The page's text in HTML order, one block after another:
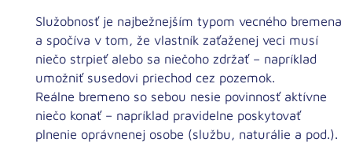
Služobnosťje najbežnejším typom vecného bremena
a spočíva v tom, že vlastník zaťaženej veci musí
niečo strpieť alebo sa niečoho zdržať – napríklad
umožniť susedovi priechod cez pozemok.
Reálne bremeno so sebou nesie povinnosť aktívne
niečo konať – napríklad pravidelne poskytovať
plnenie oprávnenej osobe (službu, naturálie a pod.).